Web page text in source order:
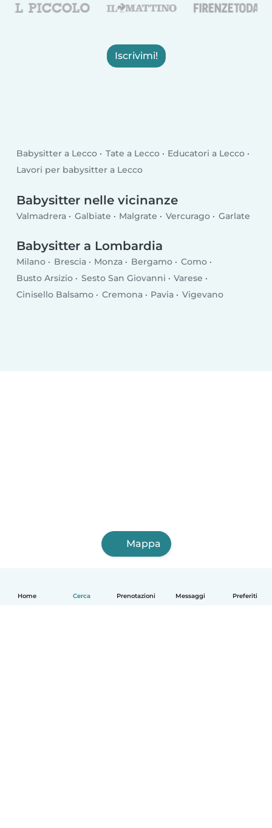
Home Cerca Prenotazioni Messaggi Preferiti
Iscrivimi!
Babysitter a Lecco Tate a Lecco
Educatori a Lecco
Lavori per babysitter a Lecco
Babysitter nelle vicinanze
Valmadrera Galbiate Malgrate Vercurago Garlate
Babysitter a Lombardia
Milano Brescia Monza Bergamo
Como
Busto Arsizio
Sesto San Giovanni
Varese
Cinisello Balsamo
Cremona Pavia Vigevano
Mappa